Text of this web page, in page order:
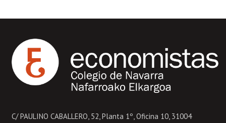
C/ PAULINO CABALLERO, 52, Planta 1º, Oficina 10, 31004